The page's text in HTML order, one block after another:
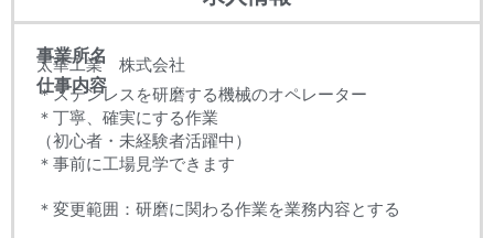
事業所名
太華工業 株式会社
仕事内容
＊ステンレスを研磨する機械のオペレーター
＊丁寧、確実にする作業
（初心者・未経験者活躍中）
＊事前に工場見学できます
＊変更範囲：研磨に関わる作業を業務内容とする